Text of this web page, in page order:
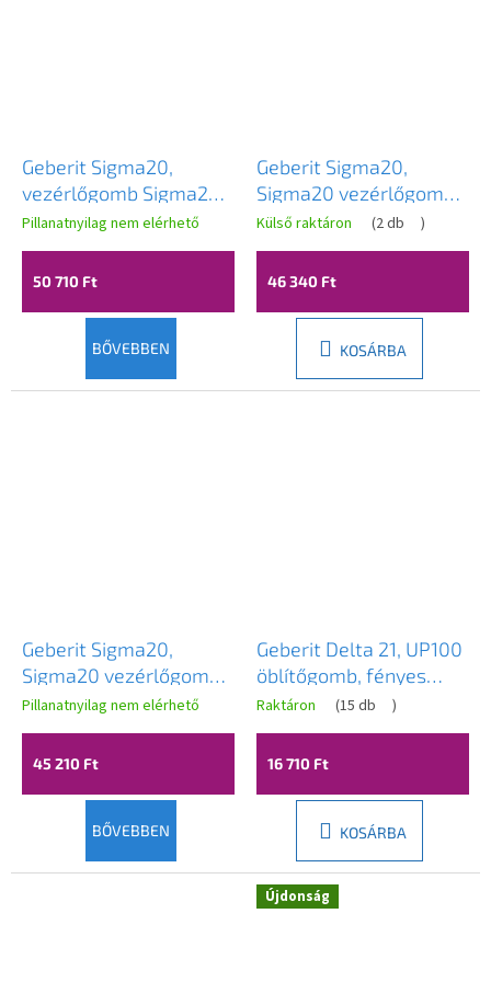
Geberit Sigma20,
vezérlőgomb Sigma20,
lakkozott matt króm-
fényes króm,
115.882.JQ.1
Pillanatnyilag nem elérhető
50 710 Ft
BŐVEBBEN
Geberit Sigma20,
Sigma20 vezérlőgomb,
matt fekete/fényes
króm, 115.882.14.1
Külső raktáron (2 db )
46 340 Ft
KOSÁRBA
Geberit Sigma20,
Sigma20 vezérlőgomb,
fehér matt-króm,
115.882.JT.1
Pillanatnyilag nem elérhető
45 210 Ft
BŐVEBBEN
Geberit Delta 21, UP100
öblítőgomb, fényes
króm, 115.125.21.5
Raktáron (15 db )
16 710 Ft
KOSÁRBA
Újdonság